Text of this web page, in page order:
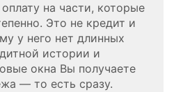
на части, которые
Это не кредит и
у него нет длинных
истории и
окна Вы получаете
— то есть сразу.